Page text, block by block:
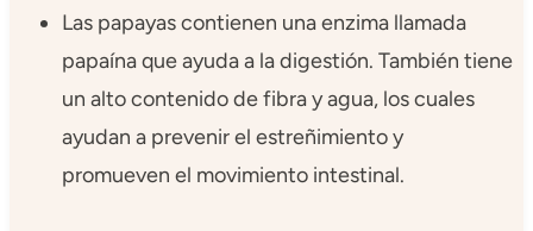
Las papayas contienen una enzima llamada
papaína que ayuda a la digestión. También tiene
un alto contenido de fibra y agua, los cuales
ayudan a prevenir el estreñimiento y
promueven el movimiento intestinal.